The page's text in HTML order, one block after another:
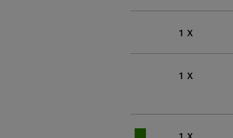
1 x
1 x